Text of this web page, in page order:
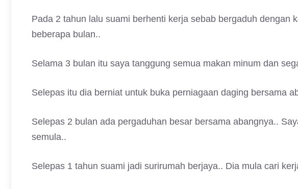
Pada 2 tahun lalu suami berhenti kerja sebab bergaduh dengan
beberapa bulan..
Selama 3 bulan itu saya tanggung semua makan minum dan
Selepas itu dia berniat untuk buka perniagaan daging bersama
Selepas 2 bulan ada pergaduhan besar bersama abangnya..
semula..
Selepas 1 tahun suami jadi surirumah berjaya.. Dia mula cari